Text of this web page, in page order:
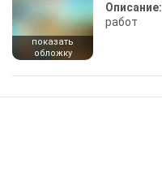
показать
обложку
Описание:
работ